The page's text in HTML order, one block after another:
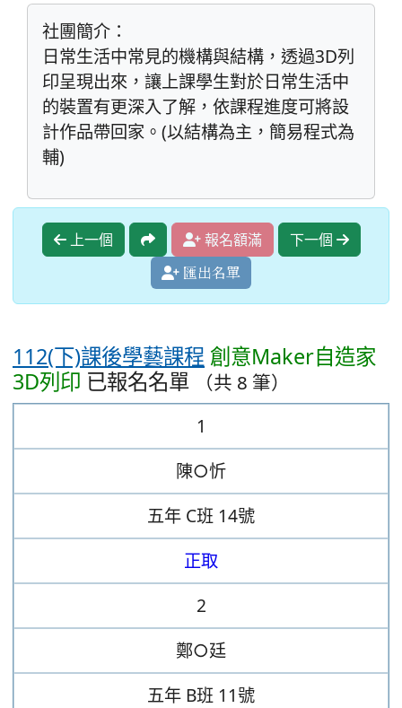
社團簡介：
日常生活中常見的機構與結構，透過3D列
印呈現出來，讓上課學生對於日常生活中
的裝置有更深入了解，依課程進度可將設
計作品帶回家。(以結構為主，簡易程式為
輔)
上一個 報名額滿 下一個
匯出名單
112(下)課後學藝課程 創意Maker自造家
3D列印 已報名名單 （共 8 筆）
1
陳○忻
五年 C班 14號
正取
2
鄭○廷
五年 B班 11號